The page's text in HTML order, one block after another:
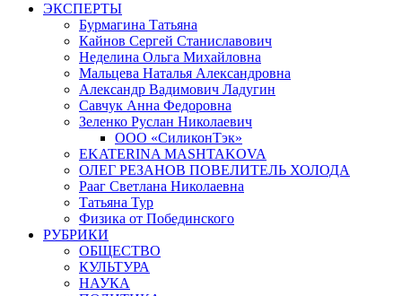
ЭКСПЕРТЫ
Бурмагина Татьяна
Кайнов Сергей Станиславович
Неделина Ольга Михайловна
Мальцева Наталья Александровна
Александр Вадимович Ладугин
Савчук Анна Федоровна
Зеленко Руслан Николаевич
ООО «СиликонТэк»
EKATERINA MASHTAKOVA
ОЛЕГ РЕЗАНОВ ПОВЕЛИТЕЛЬ ХОЛОДА
Рааг Светлана Николаевна
Татьяна Тур
Физика от Побединского
РУБРИКИ
ОБЩЕСТВО
КУЛЬТУРА
НАУКА